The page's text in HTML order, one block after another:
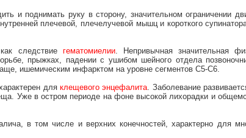
и поднимать руку в сторону, значительном ограничении
плечевой, плечелучевой мышц и короткого
следствие гематомиелии. Непривычная значительная
прыжках, падении с ушибом шейного отдела
ишемическим инфарктом на уровне сегментов С5-С6.
для клещевого энцефалита. Заболевание
Уже в остром периоде на фоне высокой лихорадки и
в том числе и верхних конечностей, характерно для